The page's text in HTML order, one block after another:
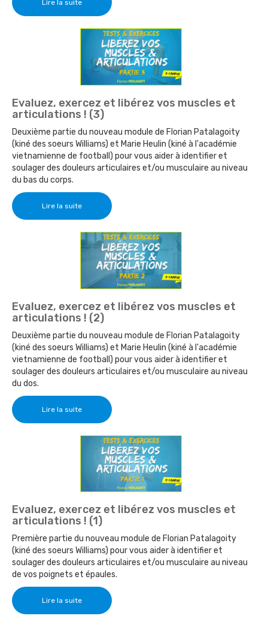
Lire la suite
Evaluez, exercez et libérez vos muscles et
articulations ! (3)
Deuxième partie du nouveau module de Florian Patalagoity
(kiné des soeurs Williams) et Marie Heulin (kiné à l'académie
vietnamienne de football) pour vous aider à identifier et
soulager des douleurs articulaires et/ou musculaire au niveau
du bas du corps.
Lire la suite
Evaluez, exercez et libérez vos muscles et
articulations ! (2)
Deuxième partie du nouveau module de Florian Patalagoity
(kiné des soeurs Williams) et Marie Heulin (kiné à l'académie
vietnamienne de football) pour vous aider à identifier et
soulager des douleurs articulaires et/ou musculaire au niveau
du dos.
Lire la suite
Evaluez, exercez et libérez vos muscles et
articulations ! (1)
Première partie du nouveau module de Florian Patalagoity
(kiné des soeurs Williams) pour vous aider à identifier et
soulager des douleurs articulaires et/ou musculaire au niveau
de vos poignets et épaules.
Lire la suite